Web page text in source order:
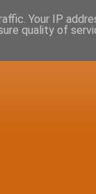
Your IP
quality of